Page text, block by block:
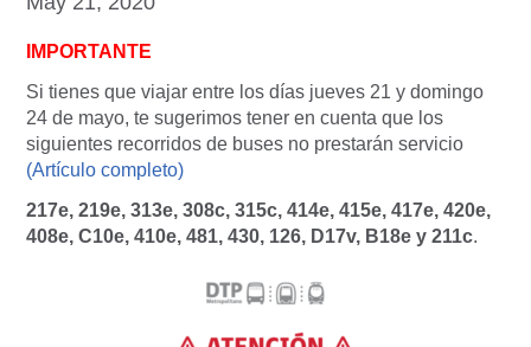
IMPORTANTE
Si tienes que viajar entre los días jueves 21 y domingo
24 de mayo, te sugerimos tener en cuenta que los
siguientes recorridos de buses no prestarán servicio
(Artículo completo)
217e, 219e, 313e, 308c, 315c, 414e, 415e, 417e, 420e,
408e, C10e, 410e, 481, 430, 126, D17v, B18e y 211c.